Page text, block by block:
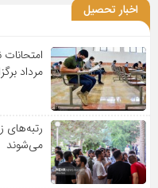
اخبار تحصیل
مرداد
می‌شوند